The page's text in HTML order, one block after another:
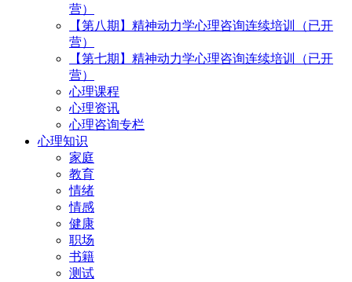
营）
【第八期】精神动力学心理咨询连续培训（已开
营）
【第七期】精神动力学心理咨询连续培训（已开
营）
心理课程
心理资讯
心理咨询专栏
心理知识
家庭
教育
情绪
情感
健康
职场
书籍
测试